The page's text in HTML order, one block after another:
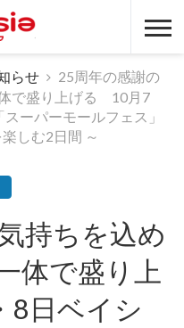
ベイシア
らせ
25周年の感謝の
で盛り上げる 10月7
ーパーモールフェス」
しむ2日間 ～
持ちを込め
体で盛り上
日ベイシ